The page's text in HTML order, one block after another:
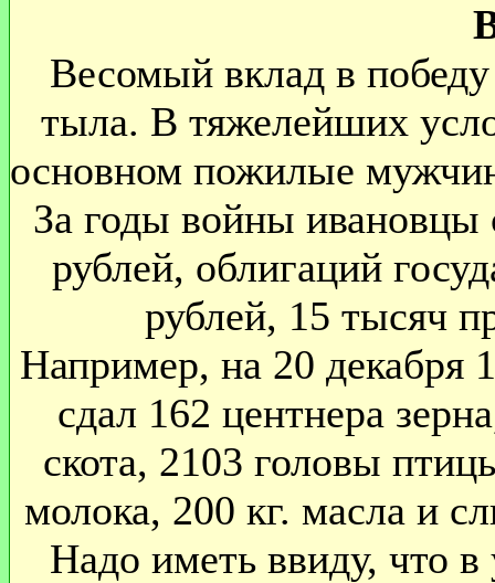
Весомый вклад в
тыла. В тяжелейших
основном пожилые
За годы войны
рублей, облигаций
рублей, 15 тысяч
Например, на 20 декабря
сдал 162 центнера
скота, 2103 головы
молока, 200 кг. масла и
Надо иметь ввиду, что